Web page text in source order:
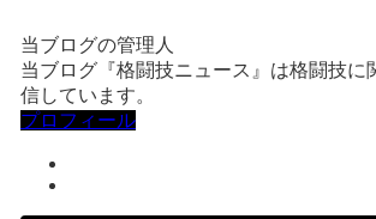
当ブログの管理人
当ブログ『格闘技ニュース』は格闘技に
信しています。
プロフィール